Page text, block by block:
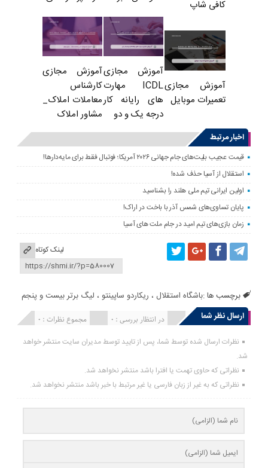
کافی شاپ
آموزش مجازی
تعمیرات موبایل
آموزش مجازی
ICDL مهارت
های رایانه کار
درجه یک و دو
آموزش مجازی
کارشناس
معاملات املاک_
مشاور املاک
اخبار مرتبط
قیمت عجیب بلیت‌های جام جهانی ۲۰۲۶ آمریکا؛ فوتبال فقط برای مایه‌دارها!
استقلال از آسیا حذف شده!
اولین ایرانی تیم ملی هلند را بشناسید
پایان تساوی‌های شمس آذر با باخت در اراک!
زمان بازی‌های تیم امید در جام ملت های آسیا
لینک کوتاه
برچسب ها :باشگاه استقلال ، ریکاردو ساپینتو ، لیگ برتر بیست و پنجم
ارسال نظر شما
مجموع نظرات : 0 در انتظار بررسی : 0 انتشار یافته : 0
نظرات ارسال شده توسط شما، پس از تایید توسط مدیران سایت منتشر خواهد
شد.
نظراتی که حاوی تهمت یا افترا باشد منتشر نخواهد شد.
نظراتی که به غیر از زبان فارسی یا غیر مرتبط با خبر باشد منتشر نخواهد شد.